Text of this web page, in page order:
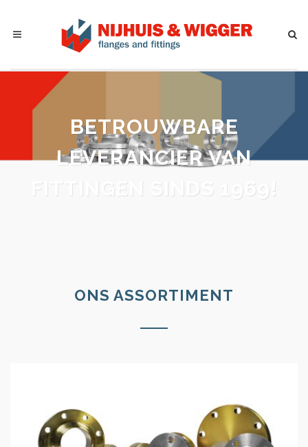
BETROUWBARE
LEVERANCIER VANBUIZEN
SINDS 1969!
ONS ASSORTIMENT